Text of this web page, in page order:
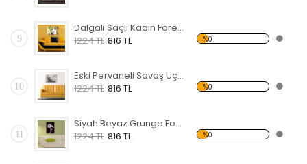
9
Dalgalı Saçlı Kadın Forex Tablo
1224 TL 816 TL %0
10
Eski Pervaneli Savaş Uçağı Forex Tablo
1224 TL 816 TL %0
11
Siyah Beyaz Grunge Forex Tablo
1224 TL 816 TL %0